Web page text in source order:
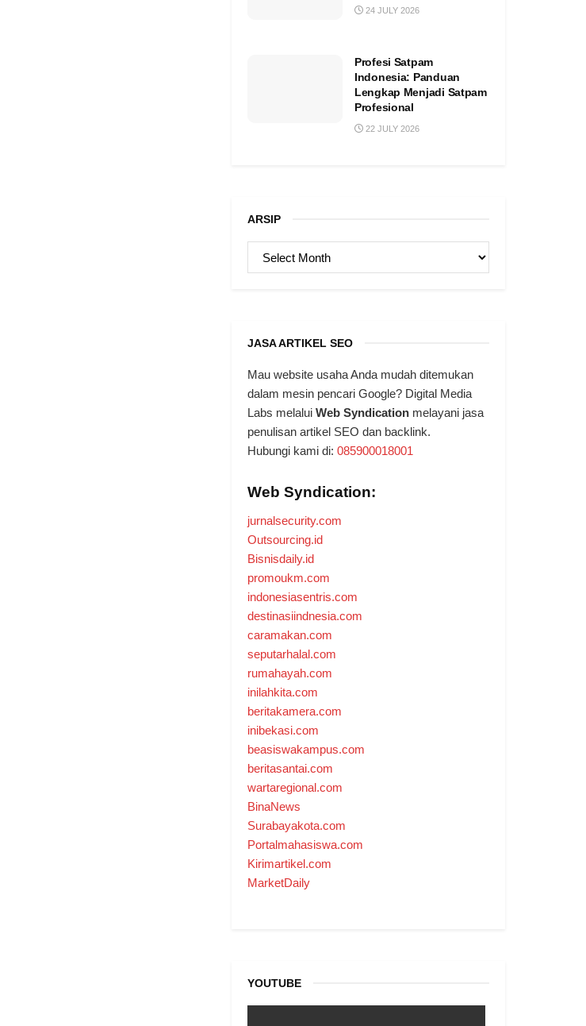
24 JULY 2026
Profesi Satpam
Indonesia: Panduan
Lengkap Menjadi Satpam
Profesional
22 JULY 2026
ARSIP
JASA ARTIKEL SEO
Mau website usaha Anda mudah ditemukan
dalam mesin pencari Google? Digital Media
Labs melalui Web Syndication melayani jasa
penulisan artikel SEO dan backlink.
Hubungi kami di: 085900018001
Web Syndication:
jurnalsecurity.com
Outsourcing.id
Bisnisdaily.id
promoukm.com
indonesiasentris.com
destinasiindnesia.com
caramakan.com
seputarhalal.com
rumahayah.com
inilahkita.com
beritakamera.com
inibekasi.com
beasiswakampus.com
beritasantai.com
wartaregional.com
BinaNews
Surabayakota.com
Portalmahasiswa.com
Kirimartikel.com
MarketDaily
YOUTUBE